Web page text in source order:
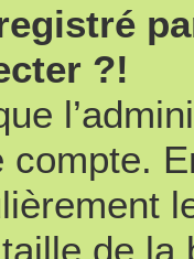
?!
compte.
de